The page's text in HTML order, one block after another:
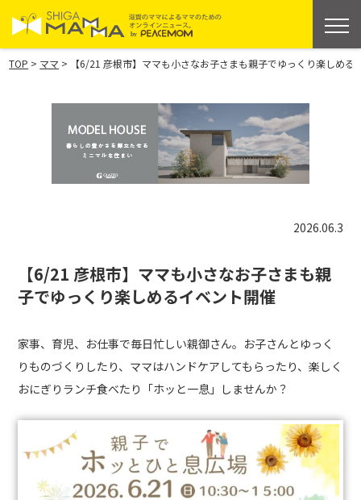
TOP > ママ > 【6/21 彦根市】ママも小さなお子さまも親子でゆっくり楽しめる
2026.06.3
【6/21 彦根市】ママも小さなお子さまも親
子でゆっくり楽しめるイベント開催
家事、育児、お仕事で毎日忙しい親御さん。お子さんとゆっく
りものづくりしたり、ママはハンドケアしてもらったり、楽しく
おにぎりランチ食べたり「ホッと一息」しませんか？